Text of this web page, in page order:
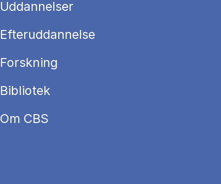
Uddannelser
Efteruddannelse
Forskning
Bibliotek
Om CBS